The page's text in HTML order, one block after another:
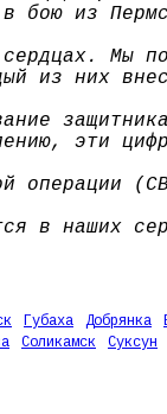
бою из
Мы
из них
эти
операции
в наших
Губаха Добрянка
Соликамск Суксун